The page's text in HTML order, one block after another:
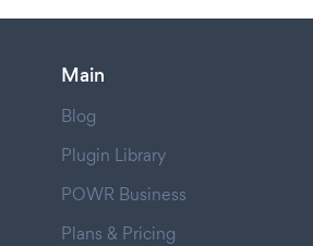
Main
Blog
Plugin Library
POWR Business
Plans & Pricing